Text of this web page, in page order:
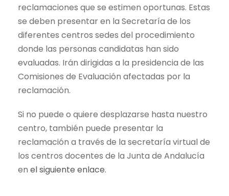
reclamaciones que se estimen oportunas. Estas
se deben presentar en la Secretaría de los
diferentes centros sedes del procedimiento
donde las personas candidatas han sido
evaluadas. Irán dirigidas a la presidencia de las
Comisiones de Evaluación afectadas por la
reclamación.
Si no puede o quiere desplazarse hasta nuestro
centro, también puede presentar la
reclamación a través de la secretaría virtual de
los centros docentes de la Junta de Andalucía
en el siguiente enlace.